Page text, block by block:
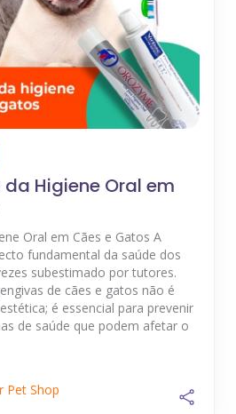
Higiene Oral em
Oral em Cães e Gatos A
fundamental da saúde dos
subestimado por tutores.
de cães e gatos não é
é essencial para prevenir
de saúde que podem afetar o
Pet Shop